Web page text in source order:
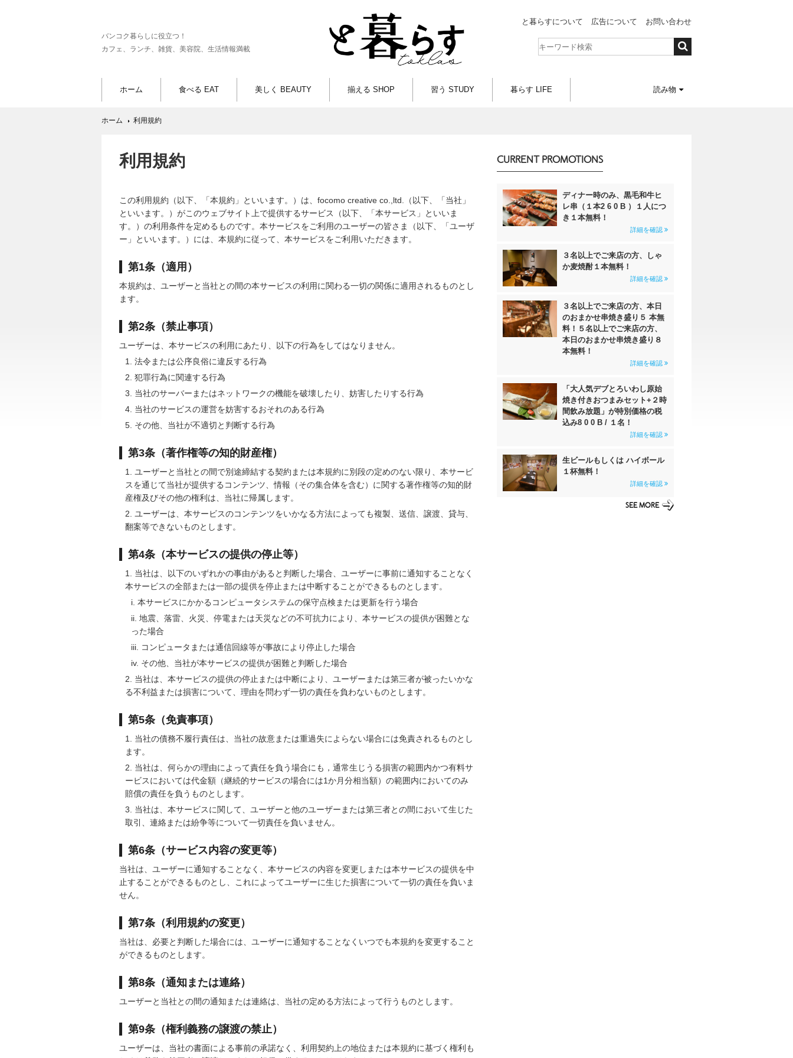
バンコク暮らしに役立つ！
カフェ、ランチ、雑貨、美容院、生活情報満載
と暮らすについて 広告について お問い合わせ
ホーム 食べる EAT 美しく BEAUTY 揃える SHOP 習う STUDY 暮らす LIFE 読み物
ホーム 利用規約
利用規約
この利用規約（以下、「本規約」といいます。）は、focomo creative co.,ltd.（以下、「当社」
といいます。）がこのウェブサイト上で提供するサービス（以下、「本サービス」といいま
す。）の利用条件を定めるものです。本サービスをご利用のユーザーの皆さま（以下、「ユーザ
ー」といいます。）には、本規約に従って、本サービスをご利用いただきます。
第1条（適用）
本規約は、ユーザーと当社との間の本サービスの利用に関わる一切の関係に適用されるものとし
ます。
第2条（禁止事項）
ユーザーは、本サービスの利用にあたり、以下の行為をしてはなりません。
法令または公序良俗に違反する行為
犯罪行為に関連する行為
当社のサーバーまたはネットワークの機能を破壊したり、妨害したりする行為
当社のサービスの運営を妨害するおそれのある行為
その他、当社が不適切と判断する行為
第3条（著作権等の知的財産権）
ユーザーと当社との間で別途締結する契約または本規約に別段の定めのない限り、本サービ
スを通じて当社が提供するコンテンツ、情報（その集合体を含む）に関する著作権等の知的財
産権及びその他の権利は、当社に帰属します。
ユーザーは、本サービスのコンテンツをいかなる方法によっても複製、送信、譲渡、貸与、
翻案等できないものとします。
第4条（本サービスの提供の停止等）
当社は、以下のいずれかの事由があると判断した場合、ユーザーに事前に通知することなく
本サービスの全部または一部の提供を停止または中断することができるものとします。
本サービスにかかるコンピュータシステムの保守点検または更新を行う場合
地震、落雷、火災、停電または天災などの不可抗力により、本サービスの提供が困難とな
った場合
コンピュータまたは通信回線等が事故により停止した場合
その他、当社が本サービスの提供が困難と判断した場合
当社は、本サービスの提供の停止または中断により、ユーザーまたは第三者が被ったいかな
る不利益または損害について、理由を問わず一切の責任を負わないものとします。
第5条（免責事項）
当社の債務不履行責任は、当社の故意または重過失によらない場合には免責されるものとし
ます。
当社は、何らかの理由によって責任を負う場合にも，通常生じうる損害の範囲内かつ有料サ
ービスにおいては代金額（継続的サービスの場合には1か月分相当額）の範囲内においてのみ
賠償の責任を負うものとします。
当社は、本サービスに関して、ユーザーと他のユーザーまたは第三者との間において生じた
取引、連絡または紛争等について一切責任を負いません。
第6条（サービス内容の変更等）
当社は、ユーザーに通知することなく、本サービスの内容を変更しまたは本サービスの提供を中
止することができるものとし、これによってユーザーに生じた損害について一切の責任を負いま
せん。
第7条（利用規約の変更）
当社は、必要と判断した場合には、ユーザーに通知することなくいつでも本規約を変更すること
ができるものとします。
第8条（通知または連絡）
ユーザーと当社との間の通知または連絡は、当社の定める方法によって行うものとします。
第9条（権利義務の譲渡の禁止）
ユーザーは、当社の書面による事前の承諾なく、利用契約上の地位または本規約に基づく権利も
CURRENT PROMOTIONS
ディナー時のみ、黒毛和牛ヒ
レ串（１本2 6 0 B ）１人につ
き１本無料！
詳細を確認
３名以上でご来店の方、しゃ
か麦焼酎１本無料！
詳細を確認
３名以上でご来店の方、本日
のおまかせ串焼き盛り５ 本無
料！５名以上でご来店の方、
本日のおまかせ串焼き盛り８
本無料！
詳細を確認
「大人気デブとろいわし原始
焼き付きおつまみセット+２時
間飲み放題」が特別価格の税
込み8 0 0 B / １名！
詳細を確認
生ビールもしくは ハイボール
１杯無料！
詳細を確認
SEE MORE